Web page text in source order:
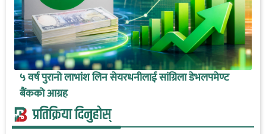
५ वर्ष पुरानो लाभांश लिन सेयरधनीलाई सांग्रिला डेभलपमेण्ट
बैंकको आग्रह
प्रतिक्रिया दिनुहोस्